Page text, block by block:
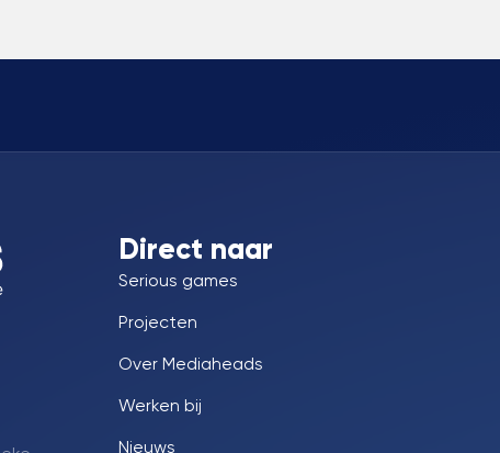
Direct naar
Serious games
Projecten
Over Mediaheads
Werken bij
Nieuws